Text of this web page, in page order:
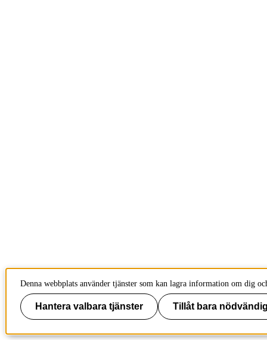
Denna webbplats använder tjänster som kan lagra information om dig
Hantera valbara tjänster Tillåt bara